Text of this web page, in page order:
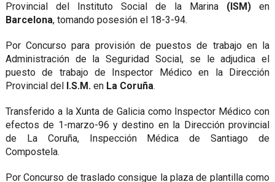
Provincial del Instituto Social de la Marina (ISM) en
Barcelona, tomando posesión el 18-3-94.
Por Concurso para provisión de puestos de trabajo en la
Administración de la Seguridad Social, se le adjudica el
puesto de trabajo de Inspector Médico en la Dirección
Provincial delI.S.M.en La Coruña.
Transferido a la Xunta de Galicia como Inspector Médico con
efectos de 1-marzo-96 y destino en la Dirección provincial
de La Coruña, Inspección Médica de Santiago de
Compostela.
Por Concurso de traslado consigue la plaza de plantilla como